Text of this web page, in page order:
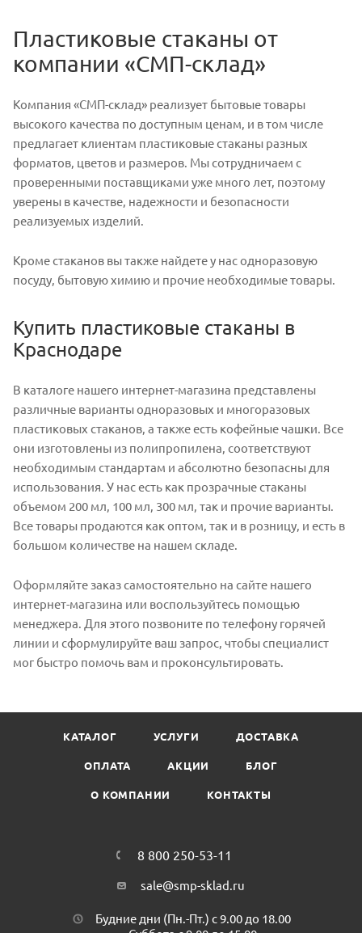
Пластиковые стаканы от
компании «СМП-склад»
Компания «СМП-склад» реализует бытовые товары
высокого качества по доступным ценам, и в том числе
предлагает клиентам пластиковые стаканы разных
форматов, цветов и размеров. Мы сотрудничаем с
проверенными поставщиками уже много лет, поэтому
уверены в качестве, надежности и безопасности
реализуемых изделий.
Кроме стаканов вы также найдете у нас одноразовую
посуду, бытовую химию и прочие необходимые товары.
Купить пластиковые стаканы в
Краснодаре
В каталоге нашего интернет-магазина представлены
различные варианты одноразовых и многоразовых
пластиковых стаканов, а также есть кофейные чашки. Все
они изготовлены из полипропилена, соответствуют
необходимым стандартам и абсолютно безопасны для
использования. У нас есть как прозрачные стаканы
объемом 200 мл, 100 мл, 300 мл, так и прочие варианты.
Все товары продаются как оптом, так и в розницу, и есть в
большом количестве на нашем складе.
Оформляйте заказ самостоятельно на сайте нашего
интернет-магазина или воспользуйтесь помощью
менеджера. Для этого позвоните по телефону горячей
линии и сформулируйте ваш запрос, чтобы специалист
мог быстро помочь вам и проконсультировать.
КАТАЛОГ УСЛУГИ ДОСТАВКА
ОПЛАТА АКЦИИ БЛОГ
О КОМПАНИИ КОНТАКТЫ
8 800 250-53-11
sale@smp-sklad.ru
Будние дни (Пн.-Пт.) с 9.00 до 18.00